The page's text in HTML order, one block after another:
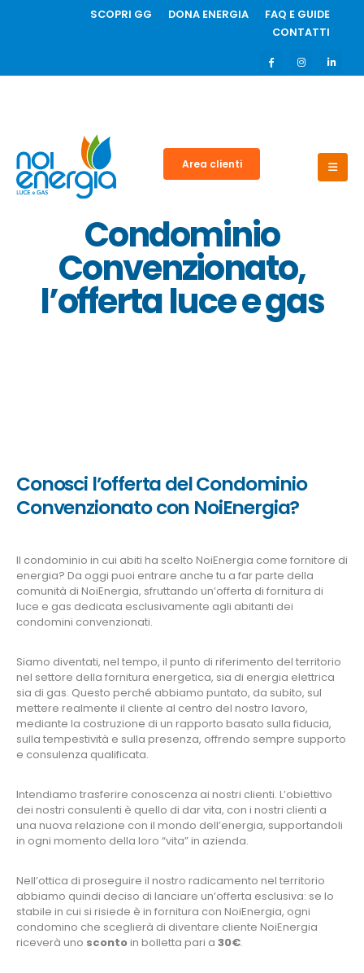
SCOPRI GG DONA ENERGIA
FAQ E GUIDE
CONTATTI
Area clienti
Condominio
Convenzionato,
l’offerta luce e gas
Conosci l’offerta del Condominio
Convenzionato con NoiEnergia?
Il condominio in cui abiti ha scelto NoiEnergia come fornitore di
energia? Da oggi puoi entrare anche tu a far parte della
comunità di NoiEnergia, sfruttando un’offerta di fornitura di
luce e gas dedicata esclusivamente agli abitanti dei
condomini convenzionati.
Siamo diventati, nel tempo, il punto di riferimento del territorio
nel settore della fornitura energetica, sia di energia elettrica
sia di gas. Questo perché abbiamo puntato, da subito, sul
mettere realmente il cliente al centro del nostro lavoro,
mediante la costruzione di un rapporto basato sulla fiducia,
sulla tempestività e sulla presenza, offrendo sempre supporto
e consulenza qualificata.
Intendiamo trasferire conoscenza ai nostri clienti. L’obiettivo
dei nostri consulenti è quello di dar vita, con i nostri clienti a
una nuova relazione con il mondo dell’energia, supportandoli
in ogni momento della loro “vita” in azienda.
Nell’ottica di proseguire il nostro radicamento nel territorio
abbiamo quindi deciso di lanciare un’offerta esclusiva: se lo
stabile in cui si risiede è in fornitura con NoiEnergia, ogni
condomino che sceglierà di diventare cliente NoiEnergia
riceverà uno scontoin bolletta pari a 30€.